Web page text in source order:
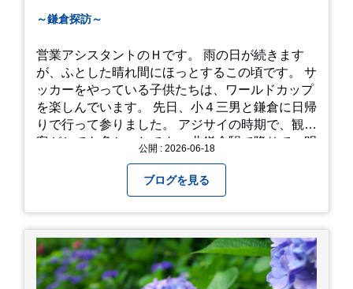
～鎌倉探訪～
営業アシスタントのＨです。 雨の日が続きます
が、ふとした晴れ間にほっとするこの頃です。 サ
ッカーをやっている子供たちは、ワールドカップ
を楽しんでいます。 先日、小４三男と鎌倉に日帰
りで行って参りました。 アジサイの時期で、観光
客がとても多かったです。 北鎌倉駅で降りて、明
器を購入⇒お昼ご飯⇒鶴岡八幡宮⇒江ノ電で大仏
へ。 江ノ島は時間切れで断念！ 明月院のアジサ
イは白にフチが紫のが特に素敵だと思いました。
中１次男が小学校の修学旅行で鎌倉に行った時に
お昼を食べてお勧めという「玉子焼おざわ」のだ
し巻き卵はとてもおいしかったです。 鶴岡八幡宮
のハスは時期が早かったですが、来月は見事だろ
公開 : 2026-06-18
ブログを見る